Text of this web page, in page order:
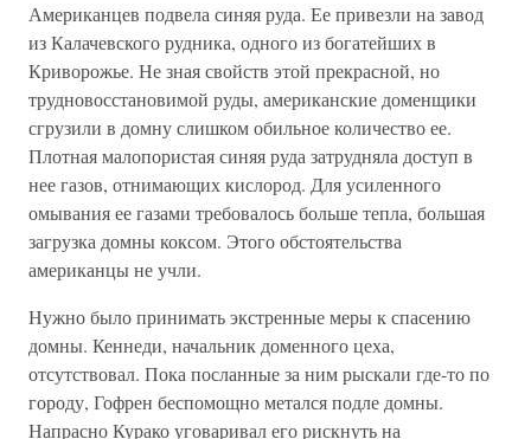
Американцев подвела синяя руда. Ее привезли на завод
из Калачевского рудника, одного из богатейших в
Криворожье. Не зная свойств этой прекрасной, но
трудновосстановимой руды, американские доменщики
сгрузили в домну слишком обильное количество ее.
Плотная малопористая синяя руда затрудняла доступ в
нее газов, отнимающих кислород. Для усиленного
омывания ее газами требовалось больше тепла, большая
загрузка домны коксом. Этого обстоятельства
американцы не учли.
Нужно было принимать экстренные меры к спасению
домны. Кеннеди, начальник доменного цеха,
отсутствовал. Пока посланные за ним рыскали где-то по
городу, Гофрен беспомощно метался подле домны.
Напрасно Курако уговаривал его рискнуть на